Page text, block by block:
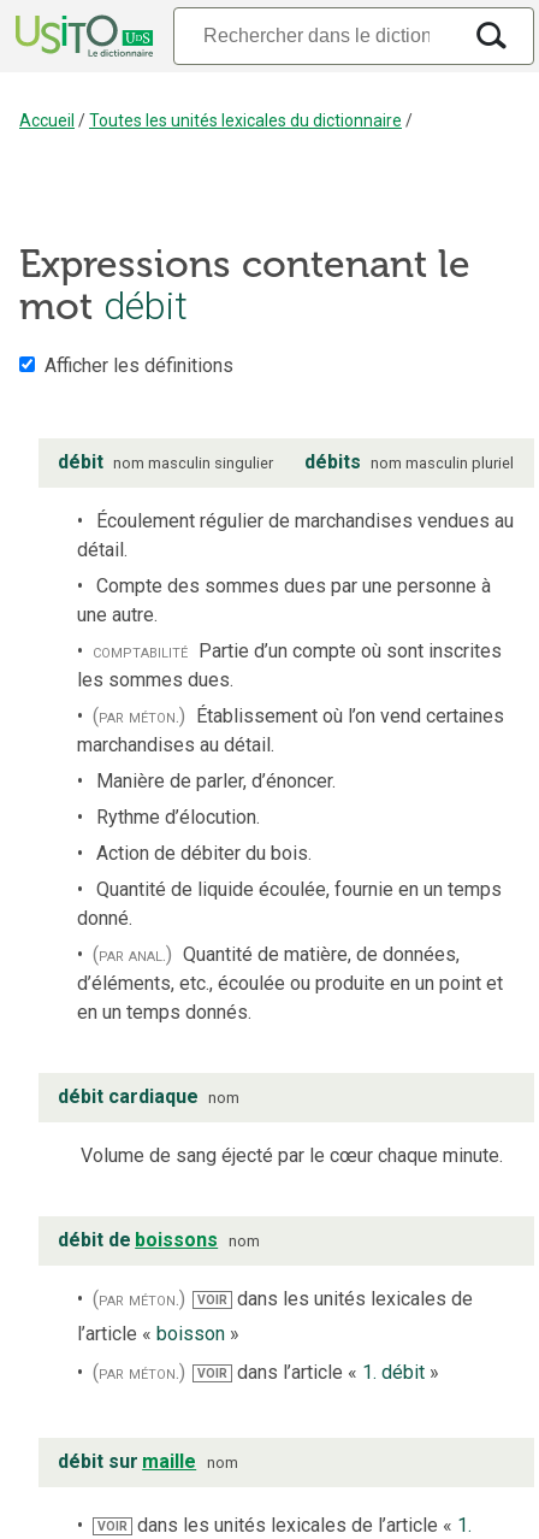
Accueil /Toutes les unités lexicales du dictionnaire /
Expressions contenant le
mot débit
Afficher les définitions
débit nom masculin singulier débits nom masculin pluriel
Écoulement régulier de marchandises vendues au
détail.
Compte des sommes dues par une personne à
une autre.
comptabilité Partie d’un compte où sont inscrites
les sommes dues.
(par méton.) Établissement où l’on vend certaines
marchandises au détail.
Manière de parler, d’énoncer.
Rythme d’élocution.
Action de débiter du bois.
Quantité de liquide écoulée, fournie en un temps
donné.
(par anal.) Quantité de matière, de données,
d’éléments, etc., écoulée ou produite en un point et
en un temps donnés.
débit cardiaque nom
Volume de sang éjecté par le cœur chaque minute.
débit de boissons nom
(par méton.) VOIR dans les unités lexicales de
l’article « boisson »
(par méton.)
VOIR dans l’article « 1. débit»
débit sur maille nom
VOIR dans les unités lexicales de l’article « 1.